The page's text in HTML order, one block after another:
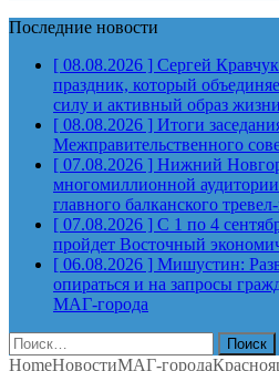
Последние новости
[ 08.08.2026 ] Сергей
праздник, который
силу и активный образ жизни
[ 08.08.2026 ] Итоги
Межправительственного
[ 07.08.2026 ] Нижний
многомиллионной аудитории
главного балканского
[ 07.08.2026 ] С 1 по 4
пройдет Восточный
[ 06.08.2026 ] Мишустин:
опираться и на запросы
МАГ-города
Найти:
HomeНовостиМАГ-города